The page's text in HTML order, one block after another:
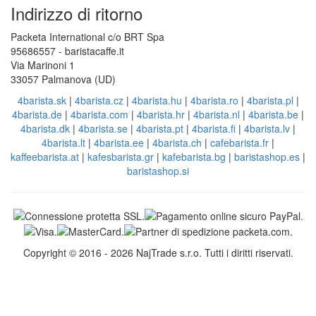
Indirizzo di ritorno
Packeta International c/o BRT Spa
95686557 - baristacaffe.it
Via Marinoni 1
33057 Palmanova (UD)
4barista.sk| 4barista.cz| 4barista.hu | 4barista.ro | 4barista.pl |
4barista.de | 4barista.com | 4barista.hr | 4barista.nl | 4barista.be |
4barista.dk | 4barista.se | 4barista.pt | 4barista.fi | 4barista.lv |
4barista.lt | 4barista.ee | 4barista.ch | cafebarista.fr |
kaffeebarista.at | kafesbarista.gr | kafebarista.bg | baristashop.es |
baristashop.si
Copyright © 2016 - 2026 NajTrade s.r.o. Tutti i diritti riservati.